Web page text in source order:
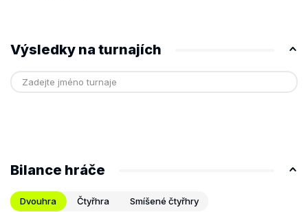
Výsledky na turnajích
Bilance hráče
Dvouhra Čtyřhra Smíšené čtyřhry